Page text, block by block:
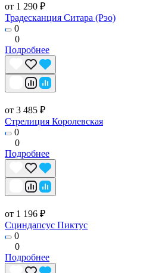
от 1 290 ₽
Традесканция Ситара (Рэо)
0
0
Подробнее
от 3 485 ₽
Стрелиция Королевская
0
0
Подробнее
от 1 196 ₽
Сциндапсус Пиктус
0
0
Подробнее